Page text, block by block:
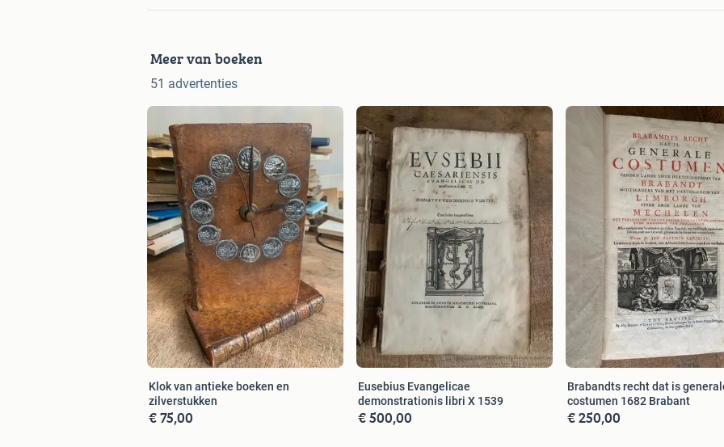
Meer van boeken
51 advertenties
Klok van antieke boeken en
zilverstukken
€ 75,00
Eusebius Evangelicae
demonstrationis libri X 1539
€ 500,00
Brabandts recht dat is
costumen 1682 Brabant
€ 250,00